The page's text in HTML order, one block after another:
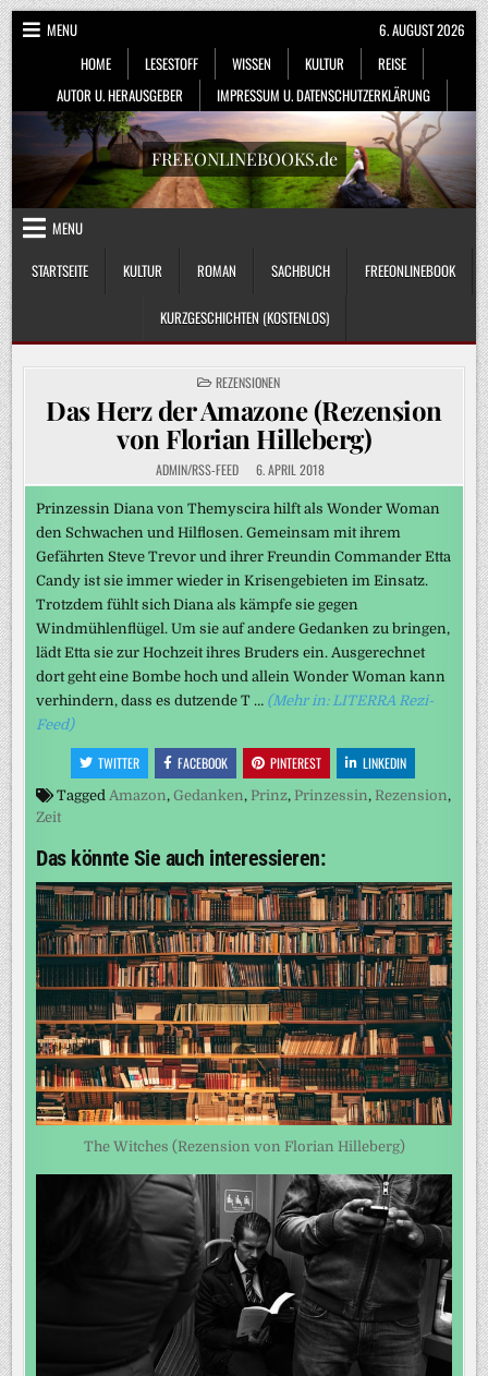
Skip
to
content
MENU
HOME
LESESTOFF WISSEN KULTUR
REISE
AUTOR U. HERAUSGEBER
IMPRESSUM U. DATENSCHUTZERKLÄRUNG
6. AUGUST 2026
FREEONLINEBOOKS.de
MENU
STARTSEITE
KULTUR ROMAN SACHBUCH FREEONLINEBOOK
KURZGESCHICHTEN (KOSTENLOS)
POSTED
IN
REZENSIONEN
Das Herz der Amazone (Rezension
von Florian Hilleberg)
ADMIN/RSS-FEED 6. APRIL 2018
Prinzessin Diana von Themyscira hilft als Wonder Woman
den Schwachen und Hilflosen. Gemeinsam mit ihrem
Gefährten Steve Trevor und ihrer Freundin Commander Etta
Candy ist sie immer wieder in Krisengebieten im Einsatz.
Trotzdem fühlt sich Diana als kämpfe sie gegen
Windmühlenflügel. Um sie auf andere Gedanken zu bringen,
lädt Etta sie zur Hochzeit ihres Bruders ein. Ausgerechnet
dort geht eine Bombe hoch und allein Wonder Woman kann
verhindern, dass es dutzende T … (Mehr in: LITERRA Rezi-
Feed)
TWITTER FACEBOOK PINTEREST LINKEDIN
Tagged Amazon,Gedanken, Prinz, Prinzessin, Rezension,
Zeit
Das könnte Sie auch interessieren:
The Witches (Rezension von Florian Hilleberg)